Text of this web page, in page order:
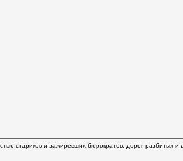
стариков и зажиревших бюрократов, дорог разбитых и